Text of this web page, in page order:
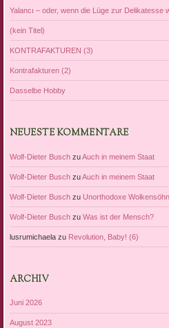
Yalancı – oder, wenn die Lüge zur Delikatesse
(kein Titel)
KONTRAFAKTUREN (3)
Kontrafakturen (2)
Dasselbe Hobby
NEUESTE KOMMENTARE
Wolf-Dieter BuschzuAuch in meinem Staat
Wolf-Dieter BuschzuAuch in meinem Staat
Wolf-Dieter Buschzu Unorthodoxe
Wolf-Dieter Buschzu Was ist der Mensch?
lusrumichaelazu Revolution, Baby! (6)
ARCHIV
Juni 2026
August 2023